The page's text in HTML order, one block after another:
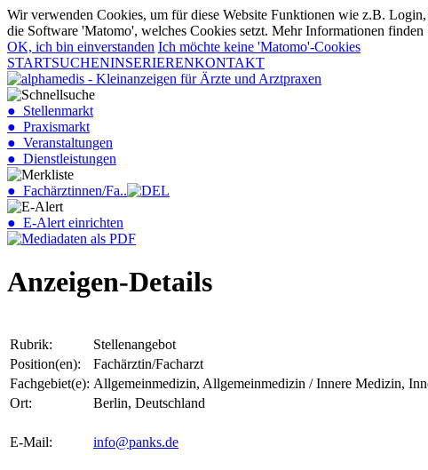
Wir verwenden Cookies, um für diese Website Funktionen wie z.B.
die Software 'Matomo', welches Cookies setzt. Mehr Informationen finden
OK, ich bin einverstanden Ich möchte keine 'Matomo'-Cookies
STARTSUCHENINSERIERENKONTAKT
● Stellenmarkt
● Praxismarkt
● Veranstaltungen
● Dienstleistungen
● Fachärztinnen/Fa..
● E-Alert einrichten
Anzeigen-Details
Rubrik:
Stellenangebot
Position(en):
Fachärztin/Facharzt
Fachgebiet(e): Allgemeinmedizin, Allgemeinmedizin / Innere Medizin,
Ort:
Berlin, Deutschland
E-Mail: info@panks.de